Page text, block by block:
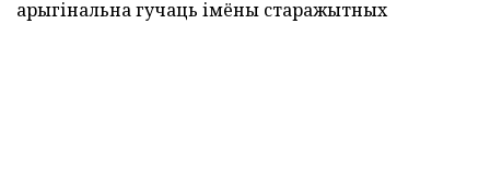
арыгінальна гучаць імёны старажытных